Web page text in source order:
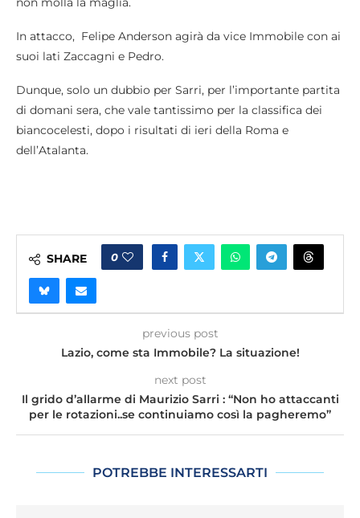
In attacco, Felipe Anderson agirà da vice Immobile con ai
suoi lati Zaccagni e Pedro.
Dunque, solo un dubbio per Sarri, per l’importante partita
di domani sera, che vale tantissimo per la classifica dei
biancocelesti, dopo i risultati di ieri della Roma e
dell’Atalanta.
SHARE 0
previous post
Lazio, come sta Immobile? La situazione!
next post
Il grido d’allarme di Maurizio Sarri : “Non ho attaccanti
per le rotazioni..se continuiamo così la pagheremo”
POTREBBE INTERESSARTI